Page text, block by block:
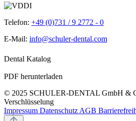
Telefon: +49 (0)731 / 9 2772 - 0
E-Mail: info@schuler-dental.com
Dental Katalog
PDF herunterladen
© 2025 SCHULER-DENTAL GmbH &
Verschlüsselung
Impressum Datenschutz AGB